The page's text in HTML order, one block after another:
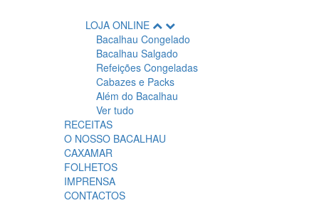
LOJA ONLINE
Bacalhau Congelado
Bacalhau Salgado
Refeições Congeladas
Cabazes e Packs
Além do Bacalhau
Ver tudo
RECEITAS
O NOSSO BACALHAU
CAXAMAR
FOLHETOS
IMPRENSA
CONTACTOS